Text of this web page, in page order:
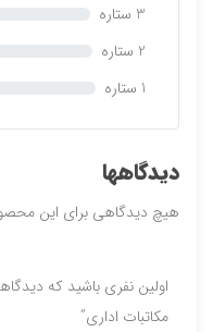
3 ستاره
2 ستاره
1 ستاره
دیدگاهها
هیچ دیدگاهی برای این
اولین نفری باشید که
مكاتبات اداري”